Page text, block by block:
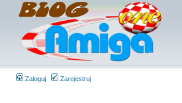
Zaloguj Zarejestruj